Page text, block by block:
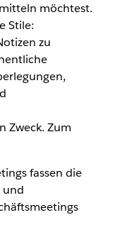
möchtest.
Stile:
zu
Zweck. Zum
fassen die
und